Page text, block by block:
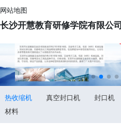
网站地图
长沙开慧教育研修学院有限公司
热收缩机 真空封口机 封口机
材料